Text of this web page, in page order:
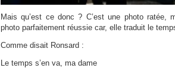
Mais qu’est ce donc ? C’est une photo ratée,
photo parfaitement réussie car, elle traduit le
Comme disait Ronsard :
Le temps s’en va, ma dame